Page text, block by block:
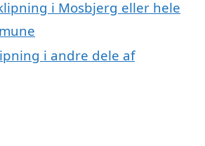
i Mosbjerg eller hele
i andre dele af